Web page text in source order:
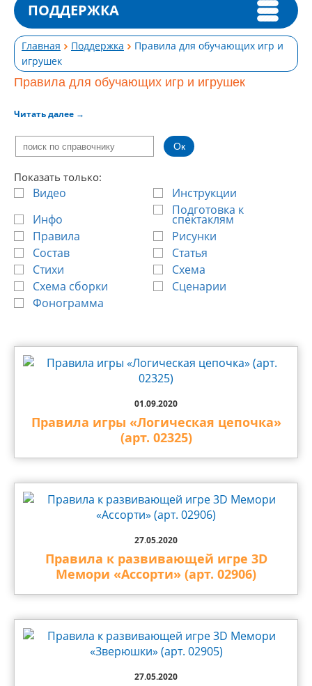
ПОДДЕРЖКА
Главная Поддержка
Правила для обучающих игр и
игрушек
Правила для обучающих игр и игрушек
Читать далее →
Показать только:
Видео
Инструкции
Инфо
Подготовка к
спектаклям
Правила
Рисунки
Состав
Статья
Стихи
Схема
Схема сборки
Сценарии
Фонограмма
01.09.2020
Правила игры «Логическая цепочка»
(арт. 02325)
27.05.2020
Правила к развивающей игре 3D
Мемори «Ассорти» (арт. 02906)
27.05.2020